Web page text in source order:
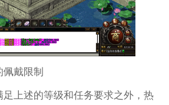
戴限制
足上述的等级和任务要求之外，热